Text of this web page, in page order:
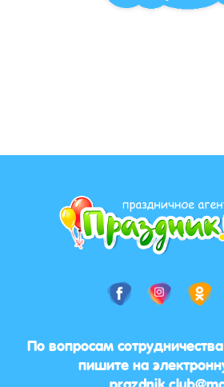
По вопросам
пишите на